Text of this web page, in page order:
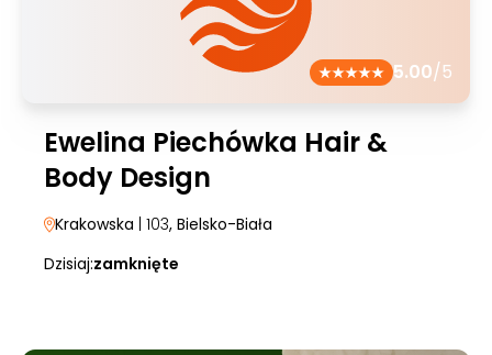
5.00/5
Ewelina Piechówka Hair &
Body Design
Krakowska | 103, Bielsko-Biała
Dzisiaj:zamknięte